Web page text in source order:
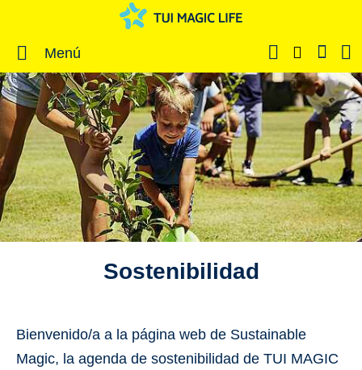
Menú
Sostenibilidad
Bienvenido/a a la página web de Sustainable
Magic, la agenda de sostenibilidad de TUI MAGIC